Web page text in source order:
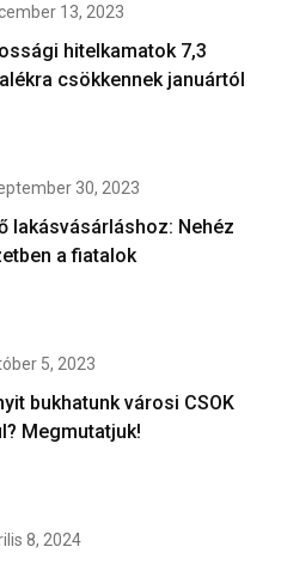
13, 2023
hitelkamatok 7,3
csökkennek januártól
30, 2023
lakásvásárláshoz: Nehéz
a fiatalok
5, 2023
bukhatunk városi CSOK
Megmutatjuk!
8, 2024